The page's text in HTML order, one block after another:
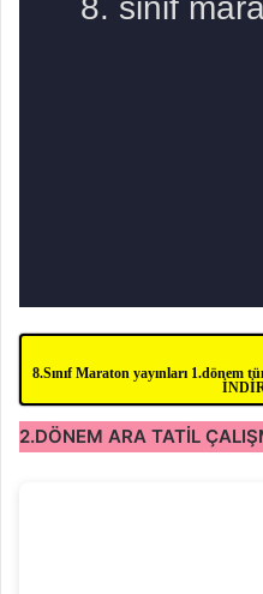
8.Sınıf Maraton yayınları 1.dönem
2.DÖNEM ARA TATİL